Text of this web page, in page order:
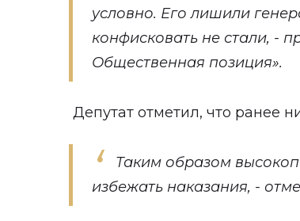
условно. Его лишили
конфисковать не стали, -
Общественная позиция».
Депутат отметил, что ранее
Таким образом
избежать наказания, -